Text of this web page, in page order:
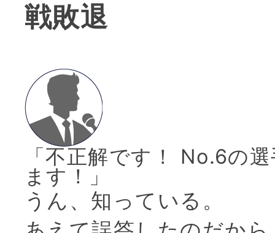
戦敗退
「不正解です！ No.6の
ます！」
うん、知っている。